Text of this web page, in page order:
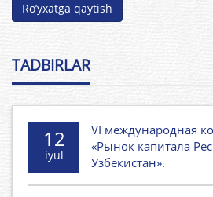
Ro’yxatga qaytish
TADBIRLAR
12
iyul
VI международная
«Рынок капитала
Узбекистан».